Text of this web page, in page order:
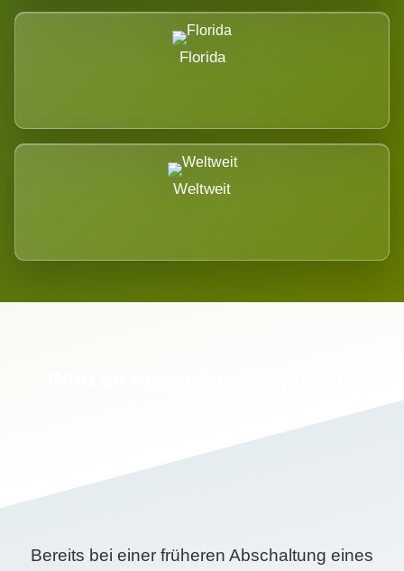
Florida
Weltweit
Bereits bei einer früheren Abschaltung eines